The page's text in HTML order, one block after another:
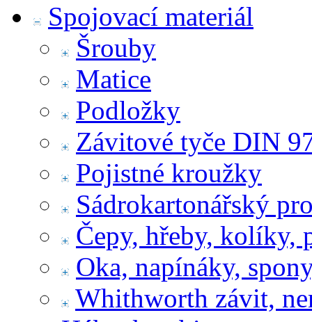
Spojovací materiál
Šrouby
Matice
Podložky
Závitové tyče DIN
Pojistné kroužky
Sádrokartonářský
Čepy, hřeby, kolíky,
Oka, napínáky,
Whithworth závit,